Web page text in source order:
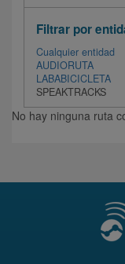
Filtrar por
Cualquier entidad
AUDIORUTA
LABABICICLETA
SPEAKTRACKS
No hay ninguna ruta